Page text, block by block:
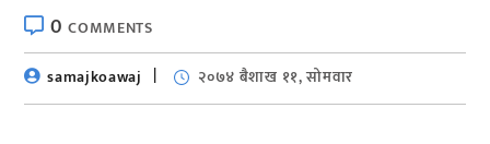
0COMMENTS
samajkoawaj
२०७४ बैशाख ११, सोमवार